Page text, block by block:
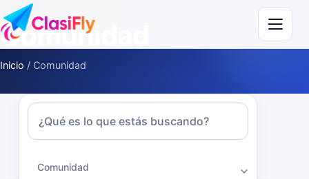
Saltar al contenido
Comunidad
Inicio / Comunidad
Términos de búsqueda
Comunidad